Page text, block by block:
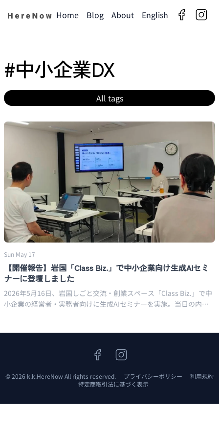
Home Blog About English facebook
#中小企業DX
All tags
Sun May 17
【開催報告】岩国「Class Biz.」で中小企業向け生成AIセミ
ナーに登壇しました
2026年5月16日、岩国しごと交流・創業スペース「Class Biz.」で中
小企業の経営者・実務者向けに生成AIセミナーを実施。当日の内容
facebookinstagram
© 2026 k.k.HereNow All rights reserved. プライバシーポリシー
利用規約
特定商取引法に基づく表示